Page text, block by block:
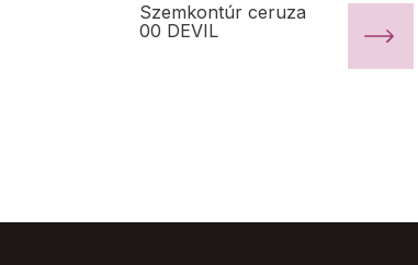
Szemkontúr ceruza
00 DEVIL